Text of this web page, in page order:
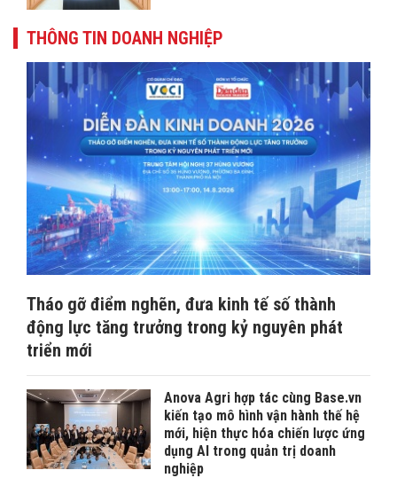
THÔNG TIN DOANH NGHIỆP
Tháo gỡ điểm nghẽn, đưa kinh tế số thành
động lực tăng trưởng trong kỷ nguyên phát
triển mới
Anova Agri hợp tác cùng Base.vn
kiến tạo mô hình vận hành thế hệ
mới, hiện thực hóa chiến lược ứng
dụng AI trong quản trị doanh
nghiệp